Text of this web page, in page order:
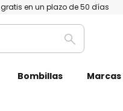
en un plazo de 50 días
Buscar
Bombillas Marcas